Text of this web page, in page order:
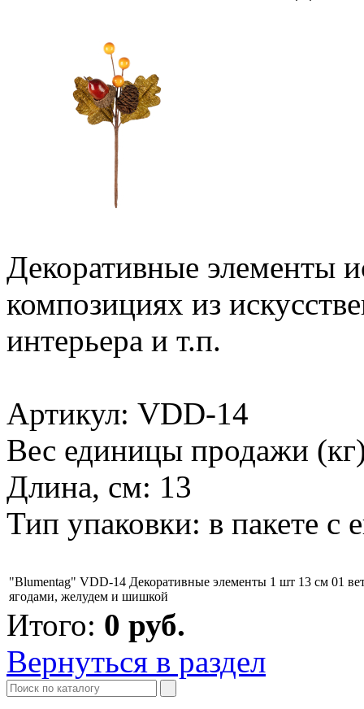
Декоративные элементы
композициях из
интерьера и т.п.
Артикул: VDD-14
Вес единицы продажи
Длина, см: 13
Тип упаковки: в пакете с
"Blumentag" VDD-14 Декоративные элементы 1 шт 13 см 01
ягодами, желудем и шишкой
Итого: 0 руб.
Вернуться в раздел